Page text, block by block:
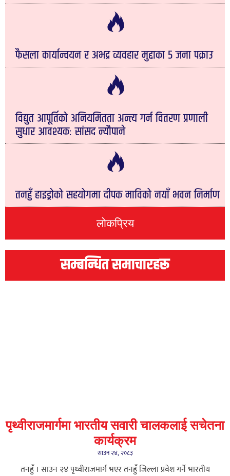
लोकप्रिय
फैसला कार्यान्वयन र अभद्र व्यवहार मुद्दाका ५ जना पक्राउ
विद्युत आपूर्तिको अनियमितता अन्त्य गर्न वितरण प्रणाली
सुधार आवश्यकः सांसद न्यौपाने
तनहुँ हाइड्रोको सहयोगमा दीपक माविको नयाँ भवन निर्माण
सम्बन्धित समाचारहरू
पृथ्वीराजमार्गमा भारतीय सवारी चालकलाई सचेतना
कार्यक्रम
साउन २४, २०८३
तनहुँ । साउन २४ पृथ्वीराजमार्ग भएर तनहुँ जिल्ला प्रवेश गर्ने भारतीय